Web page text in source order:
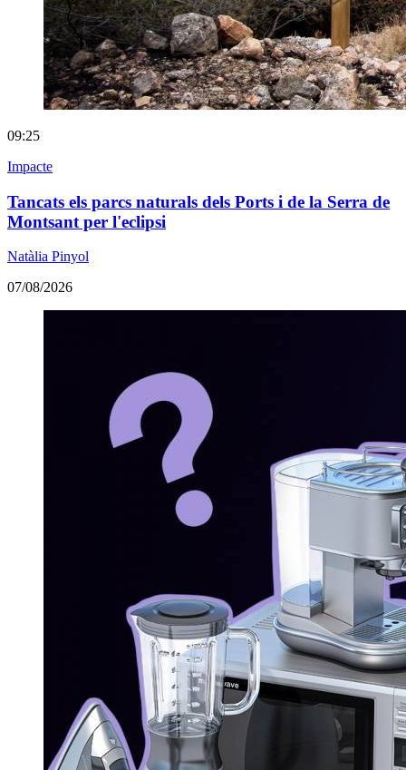
09:25
Impacte
Tancats els parcs naturals dels Ports i de la Serra de
Montsant per l'eclipsi
Natàlia Pinyol
07/08/2026